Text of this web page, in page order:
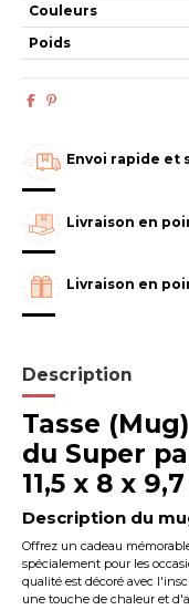
Couleurs
Poids
Envoi rapide et
Livraison en
Livraison en
Description
Tasse
du Super
11,5 x 8 x
Description du
Offrez un cadeau
spécialement pour les
qualité est décoré avec
une touche de chaleur et